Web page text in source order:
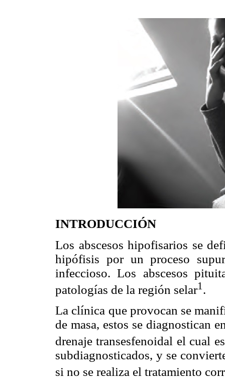
INTRODUCCIÓN
Los abscesos hipofisarios se
hipófisis por un proceso
infeccioso. Los abscesos
patologías de la región selar1 .
La clínica que provocan se
de masa, estos se diagnostican
drenaje transesfenoidal el cual
subdiagnosticados, y se
si no se realiza el tratamiento